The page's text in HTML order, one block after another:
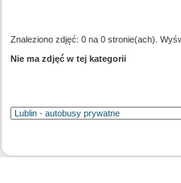
Znaleziono zdjęć: 0 na 0 stronie(ach).
Nie ma zdjęć w tej kategorii